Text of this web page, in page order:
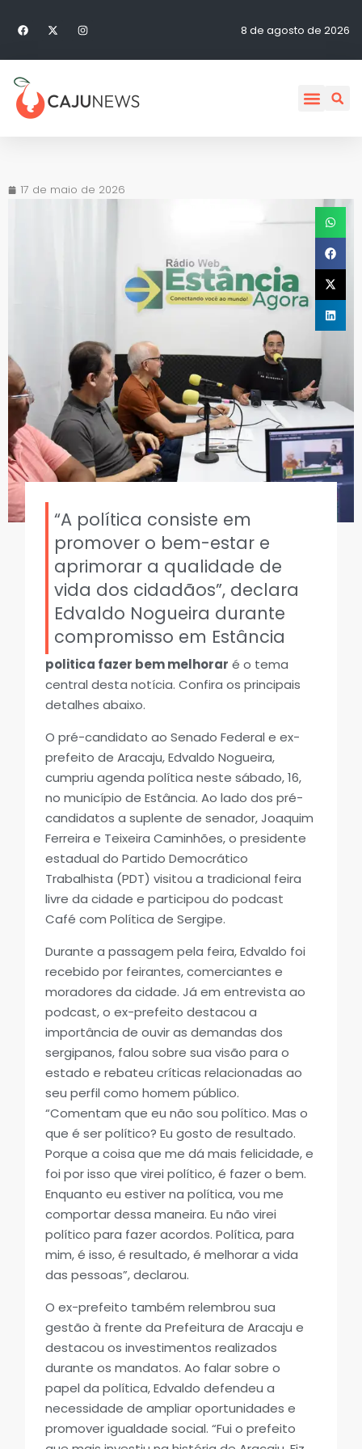
8 de agosto de 2026
17 de maio de 2026
“A política consiste em
promover o bem-estar e
aprimorar a qualidade de
vida dos cidadãos”, declara
Edvaldo Nogueira durante
compromisso em Estância
politica fazer bem melhorar é o tema
central desta notícia. Confira os principais
detalhes abaixo.
O pré-candidato ao Senado Federal e ex-
prefeito de Aracaju, Edvaldo Nogueira,
cumpriu agenda política neste sábado, 16,
no município de Estância. Ao lado dos pré-
candidatos a suplente de senador, Joaquim
Ferreira e Teixeira Caminhões, o presidente
estadual do Partido Democrático
Trabalhista (PDT) visitou a tradicional feira
livre da cidade e participou do podcast
Café com Política de Sergipe.
Durante a passagem pela feira, Edvaldo foi
recebido por feirantes, comerciantes e
moradores da cidade. Já em entrevista ao
podcast, o ex-prefeito destacou a
importância de ouvir as demandas dos
sergipanos, falou sobre sua visão para o
estado e rebateu críticas relacionadas ao
seu perfil como homem público.
“Comentam que eu não sou político. Mas o
que é ser político? Eu gosto de resultado.
Porque a coisa que me dá mais felicidade, e
foi por isso que virei político, é fazer o bem.
Enquanto eu estiver na política, vou me
comportar dessa maneira. Eu não virei
político para fazer acordos. Política, para
mim, é isso, é resultado, é melhorar a vida
das pessoas”, declarou.
O ex-prefeito também relembrou sua
gestão à frente da Prefeitura de Aracaju e
destacou os investimentos realizados
durante os mandatos. Ao falar sobre o
papel da política, Edvaldo defendeu a
necessidade de ampliar oportunidades e
promover igualdade social. “Fui o prefeito